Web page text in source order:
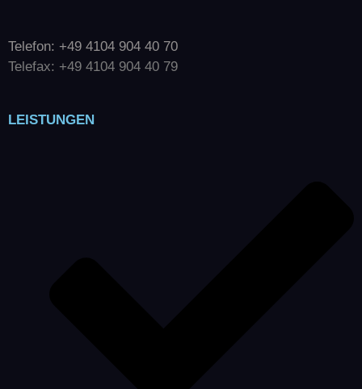
Telefon: +49 4104 904 40 70
Telefax: +49 4104 904 40 79
LEISTUNGEN